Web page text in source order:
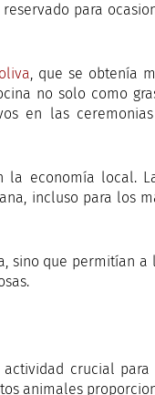
para
, que se obtenía
no solo como
en las
la economía local.
incluso para los
sino que permitían
crucial
animales